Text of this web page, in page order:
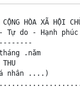
CỘNG HÒA XÃ HỘI
do - Hạnh phúc
.năm
nhân ....)